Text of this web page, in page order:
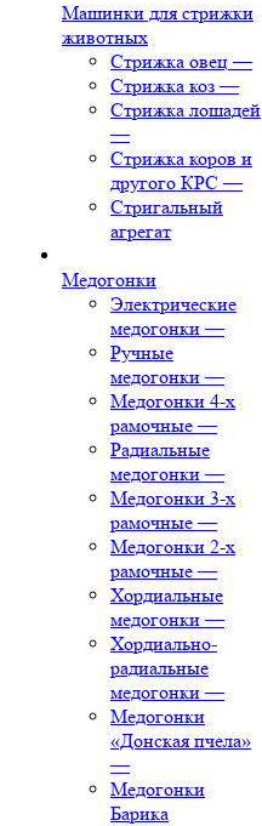
Машинки для стрижки
животных
Стрижка овец —
Стрижка коз —
Стрижка лошадей
—
Стрижка коров и
другого КРС —
Стригальный
агрегат
Медогонки
Электрические
медогонки —
Ручные
медогонки —
Медогонки 4-х
рамочные —
Радиальные
медогонки —
Медогонки 3-х
рамочные —
Медогонки 2-х
рамочные —
Хордиальные
медогонки —
Хордиально-
радиальные
медогонки —
Медогонки
«Донская пчела»
—
Медогонки
Барика